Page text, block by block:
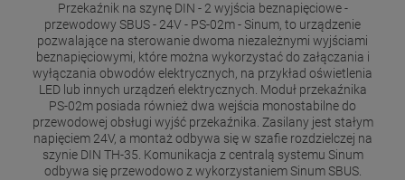
Przekaźnik na szynę DIN - 2 wyjścia beznapięciowe -
przewodowy SBUS - 24V - PS-02m - Sinum, to urządzenie
pozwalające na sterowanie dwoma niezależnymi wyjściami
beznapięciowymi, które można wykorzystać do załączania i
wyłączania obwodów elektrycznych, na przykład oświetlenia
LED lub innych urządzeń elektrycznych. Moduł przekaźnika
PS-02m posiada również dwa wejścia monostabilne do
przewodowej obsługi wyjść przekaźnika. Zasilany jest stałym
napięciem 24V, a montaż odbywa się w szafie rozdzielczej na
szynie DIN TH-35. Komunikacja z centralą systemu Sinum
odbywa się przewodowo z wykorzystaniem Sinum SBUS.